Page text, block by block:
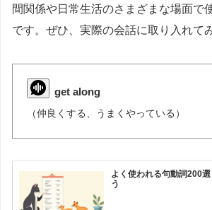
間関係や日常生活のさまざまな場面で
です。ぜひ、実際の会話に取り入れて
get along
（仲良くする、うまくやっている）
よく使われる句動詞200
う